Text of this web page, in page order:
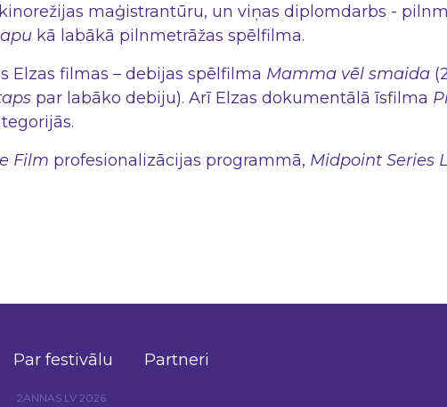
maģistrantūru, un viņas diplomdarbs -
kā labākā pilnmetrāžas spēlfilma.
Elzas filmas – debijas spēlfilma Mamma vēl smaida
par labāko debiju). Arī Elzas dokumentālā īsfilma
Film profesionalizācijas programmā, Midpoint Series
Par festivālu Partneri
2ANNAS.LV 2026